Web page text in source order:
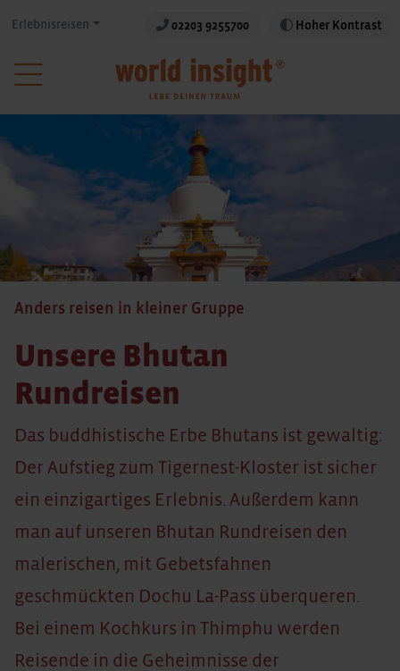
Erlebnisreisen 02203 9255700 Hoher Kontrast
Anders reisen in kleiner Gruppe
Unsere Bhutan
Rundreisen
Das buddhistische Erbe Bhutans ist gewaltig:
Der Aufstieg zum Tigernest-Kloster ist sicher
ein einzigartiges Erlebnis. Außerdem kann
man auf unseren Bhutan Rundreisen den
malerischen, mit Gebetsfahnen
geschmückten Dochu La-Pass überqueren.
Bei einem Kochkurs in Thimphu werden
Reisende in die Geheimnisse der